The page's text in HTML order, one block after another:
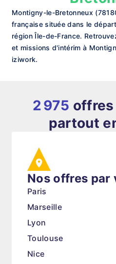
Montigny-le-Bretonneux
française située dans le
région Île-de-France.
et missions d'intérim à
iziwork.
2 975
partout
Nos offres par
Paris
Marseille
Lyon
Toulouse
Nice